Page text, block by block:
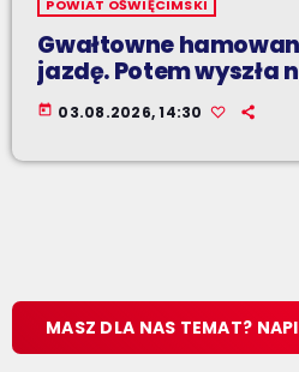
POWIAT OŚWIĘCIMSKI
Gwałtowne
jazdę. Potem wyszła
today 03.08.2026, 14:30
MASZ DLA NAS TEMAT?